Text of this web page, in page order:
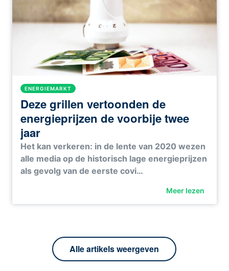
ENERGIEMARKT
Deze grillen vertoonden de
energieprijzen de voorbije twee
jaar
Het kan verkeren: in de lente van 2020 wezen
alle media op de historisch lage energieprijzen
als gevolg van de eerste covi…
Meer lezen
Alle artikels weergeven